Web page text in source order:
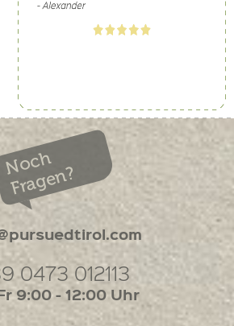
Noch
Fragen?
0473 012113
9:00 - 12:00 Uhr